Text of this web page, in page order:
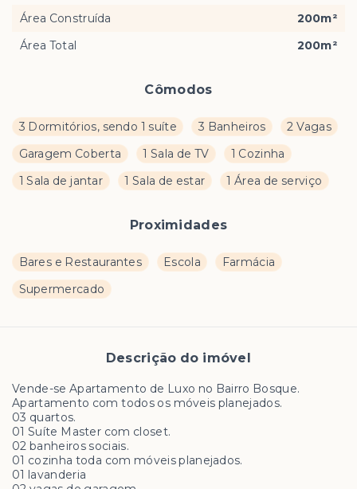
Cômodos
3 Dormitórios, sendo 1 suíte 3 Banheiros
2 Vagas
Garagem Coberta
1 Sala de TV
1 Cozinha
1 Sala de jantar
1 Sala de estar 1 Área de serviço
Proximidades
Bares e Restaurantes Escola
Farmácia
Supermercado
Descrição do imóvel
Vende-se Apartamento de Luxo no Bairro Bosque.
Apartamento com todos os móveis planejados.
03 quartos.
01 Suíte Master com closet.
02 banheiros sociais.
01 cozinha toda com móveis planejados.
01 lavanderia
Área Construída
200m²
Área Total
200m²